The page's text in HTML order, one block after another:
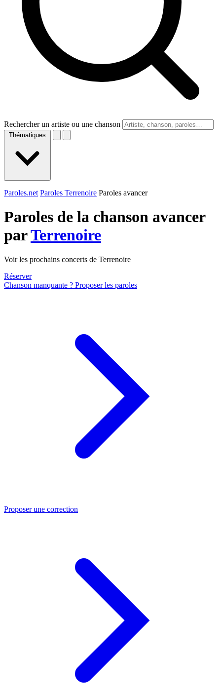
Rechercher un artiste ou une chanson
Thématiques
Paroles.net Paroles Terrenoire Paroles avancer
Paroles de la chanson avancer
parTerrenoire
Voir les prochains concerts de Terrenoire
Réserver
Chanson manquante ? Proposer les paroles
Proposer une correction